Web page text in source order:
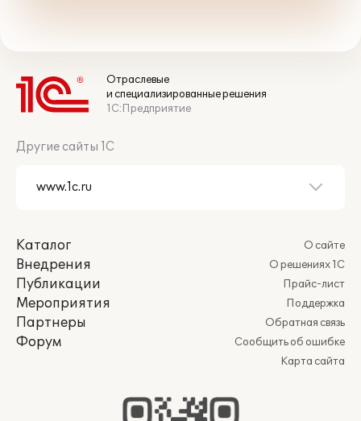
Отраслевые
и специализированные решения
1С:Предприятие
Другие сайты 1С
Каталог
Внедрения
Публикации
Мероприятия
Партнеры
Форум
О сайте
О решениях 1С
Прайс-лист
Поддержка
Обратная связь
Сообщить об ошибке
Карта сайта